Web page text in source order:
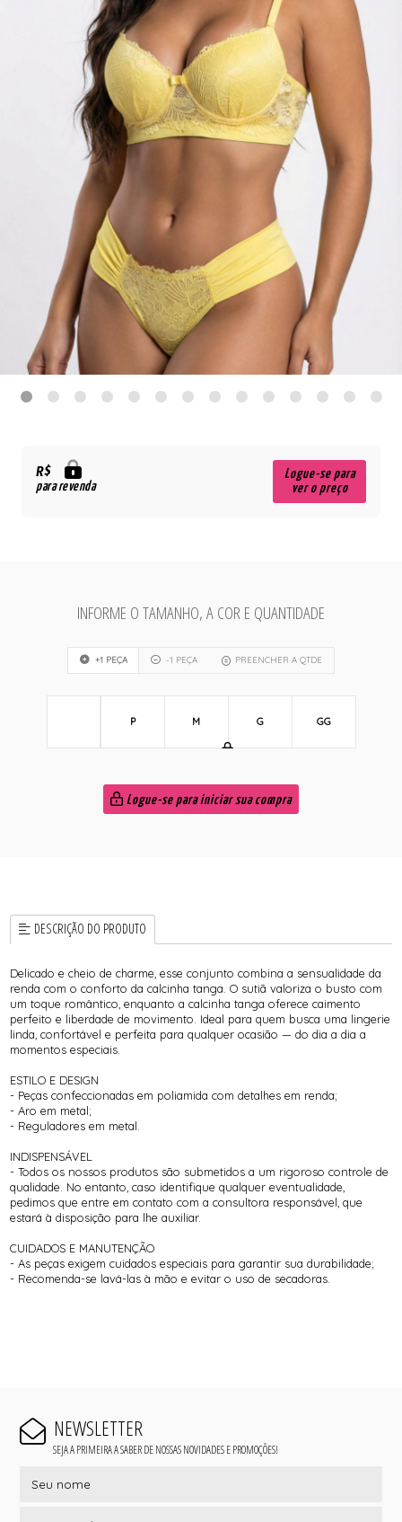
R$
para revenda
Logue-se para
ver o preço
INFORME O TAMANHO, A COR E QUANTIDADE
+1 PEÇA -1 PEÇA PREENCHER A QTDE
P M G GG
Logue-se para iniciar sua compra
DESCRIÇÃO DO PRODUTO
Delicado e cheio de charme, esse conjunto combina a sensualidade da
renda com o conforto da calcinha tanga. O sutiã valoriza o busto com
um toque romântico, enquanto a calcinha tanga oferece caimento
perfeito e liberdade de movimento. Ideal para quem busca uma lingerie
linda, confortável e perfeita para qualquer ocasião — do dia a dia a
momentos especiais.
ESTILO E DESIGN
- Peças confeccionadas em poliamida com detalhes em renda;
- Aro em metal;
- Reguladores em metal.
INDISPENSÁVEL
- Todos os nossos produtos são submetidos a um rigoroso controle de
qualidade. No entanto, caso identifique qualquer eventualidade,
pedimos que entre em contato com a consultora responsável, que
estará à disposição para lhe auxiliar.
CUIDADOS E MANUTENÇÃO
- As peças exigem cuidados especiais para garantir sua durabilidade;
- Recomenda-se lavá-las à mão e evitar o uso de secadoras.
NEWSLETTER
SEJA A PRIMEIRA A SABER DE NOSSAS NOVIDADES E PROMOÇÕES!